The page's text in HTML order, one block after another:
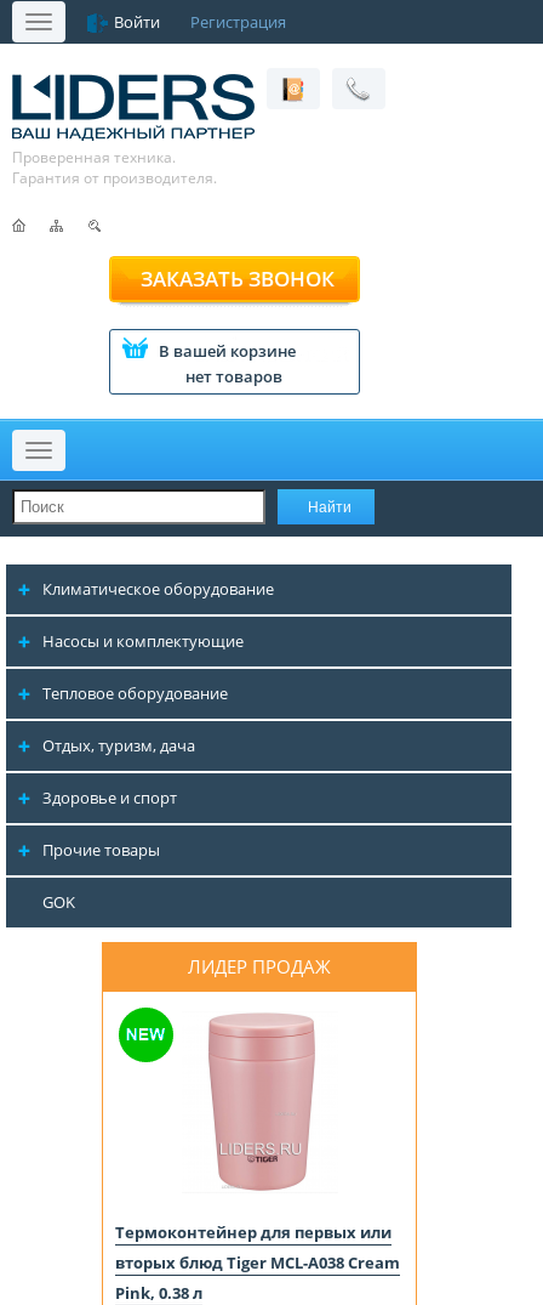
Меню Войти Регистрация
Проверенная техника.
Гарантия от производителя.
ЗАКАЗАТЬ ЗВОНОК
В вашей корзине
нет товаров
Меню
Климатическое оборудование
Насосы и комплектующие
Тепловое оборудование
Отдых, туризм, дача
Здоровье и спорт
Прочие товары
GOK
ЛИДЕР ПРОДАЖ
Термоконтейнер для первых или
вторых блюд Tiger MCL-A038 Cream
Pink, 0.38 л